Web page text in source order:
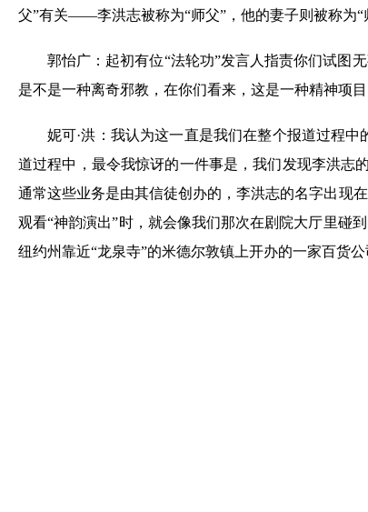
父”有关——李洪志被称为“师父”，他的妻子则被称为“
郭怡广：起初有位“法轮功”发言人指责你们试图
是不是一种离奇邪教，在你们看来，这是一种精神项
妮可·洪：我认为这一直是我们在整个报道过程
道过程中，最令我惊讶的一件事是，我们发现李洪志
通常这些业务是由其信徒创办的，李洪志的名字出现
观看“神韵演出”时，就会像我们那次在剧院大厅里碰
纽约州靠近“龙泉寺”的米德尔敦镇上开办的一家百货